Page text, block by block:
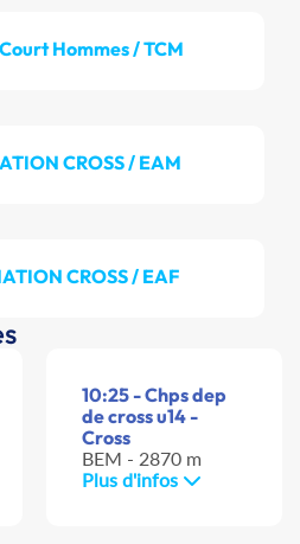
Hommes / TCM
CROSS / EAM
CROSS / EAF
10:25 - Chps dep
de cross u14 -
Cross
BEM - 2870 m
Plus d'infos